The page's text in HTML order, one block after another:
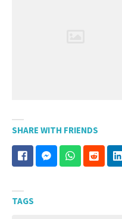
SHARE WITH FRIENDS
TAGS